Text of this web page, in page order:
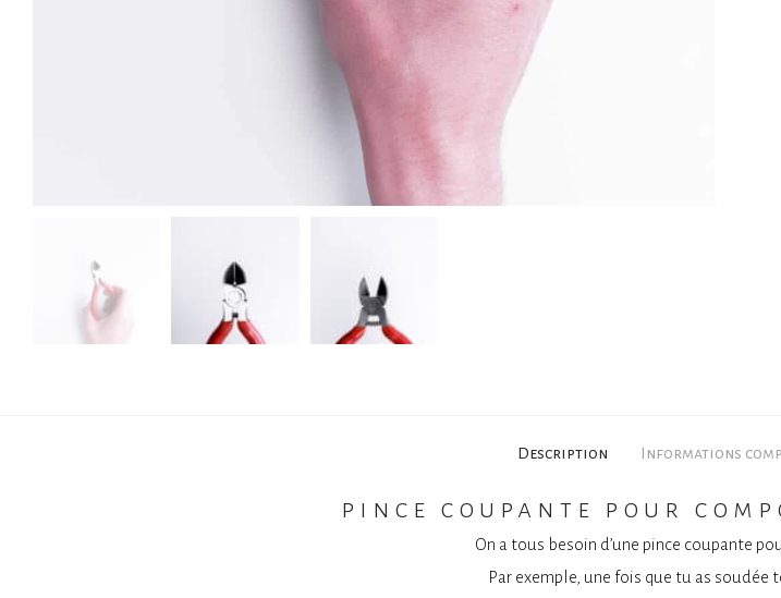
Description Informations
pince coupante pour
On a tous besoin d’une pince coupante
Par exemple, une fois que tu as soudée